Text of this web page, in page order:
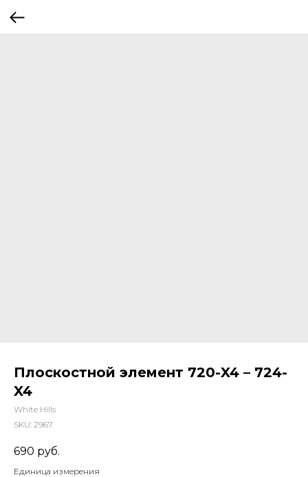
Плоскостной элемент 720-X4 – 724-
X4
White Hills
SKU: 2967
690 руб.
Единица измерения